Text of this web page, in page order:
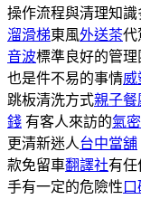
操作流程與清理知識
溜滑梯東風外送茶代
音波標準良好的管
也是件不易的事情威
跳板清洗方式親子餐
錢 有客人來訪的氣
更清新迷人台中當舖
款免留車翻譯社有
手有一定的危險性